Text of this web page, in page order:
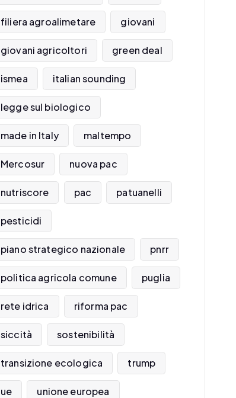
filiera agroalimetare giovani
giovani agricoltori green deal
ismea italian sounding
legge sul biologico
made in Italy maltempo
Mercosur nuova pac
nutriscore pac patuanelli
pesticidi
piano strategico nazionale pnrr
politica agricola comune puglia
rete idrica riforma pac
siccità sostenibilità
transizione ecologica trump
ue unione europea